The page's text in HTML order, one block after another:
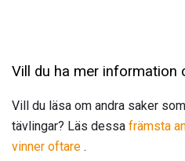
Vill du ha mer information
Vill du läsa om andra saker
tävlingar? Läs dessa främsta
vinner oftare .